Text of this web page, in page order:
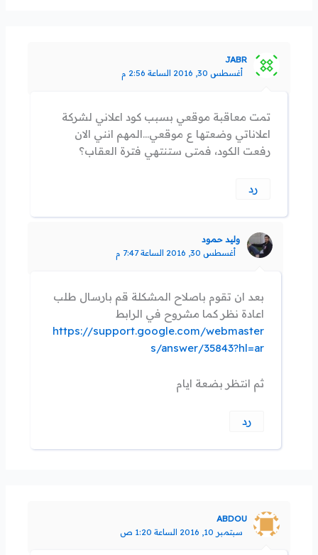
JABR
أغسطس 30, 2016 الساعة 2:56 م
تمت معاقبة موقعي بسبب كود اعلاني لشركة
اعلاناتي وضعتها ع موقعي…المهم انني الان
رفعت الكود، فمتى ستنتهي فترة العقاب؟
رد
وليد حمود
أغسطس 30, 2016 الساعة 7:47 م
بعد ان تقوم باصلاح المشكلة قم بارسال طلب
اعادة نظر كما مشروح في الرابط
https://support.google.com/webmaster
s/answer/35843?hl=ar
ثم انتظر بضعة ايام
رد
ABDOU
سبتمبر 10, 2016 الساعة 1:20 ص